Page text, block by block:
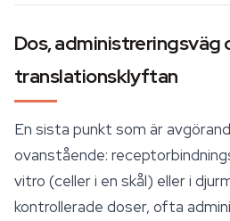
Dos, administreringsväg
translationsklyftan
En sista punkt som är
ovanstående:
vitro (celler i en skål) eller i
kontrollerade doser, ofta